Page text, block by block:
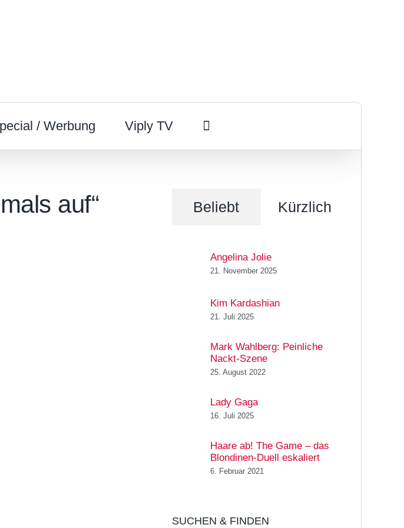
/ Werbung Viply TV
auf“ Beliebt Kürzlich
Angelina Jolie
21. November 2025
Kim Kardashian
21. Juli 2025
Mark Wahlberg: Peinliche
Nackt-Szene
25. August 2022
Lady Gaga
16. Juli 2025
Haare ab! The Game – das
Blondinen-Duell eskaliert
6. Februar 2021
SUCHEN & FINDEN